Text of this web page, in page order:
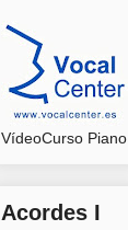
VídeoCurso Piano
Acordes I